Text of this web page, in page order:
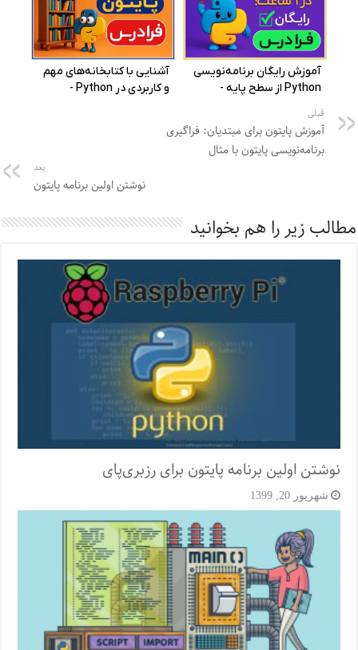
قبلی
آموزش پایتون برای مبتدیان: فراگیری
برنامه‌نویسی پایتون با مثال
بعد
نوشتن اولین برنامه پایتون
مطالب زیر را هم بخوانید
نوشتن اولین برنامه پایتون برای رزبری‌پای
شهریور 20, 1399